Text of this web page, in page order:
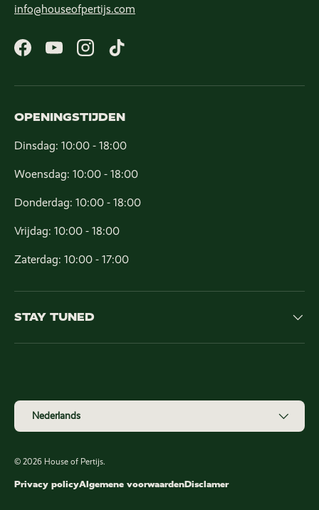
info@houseofpertijs.com
Facebook
YouTubeInstagram
TikTok
OPENINGSTIJDEN
Dinsdag: 10:00 - 18:00
Woensdag: 10:00 - 18:00
Donderdag: 10:00 - 18:00
Vrijdag: 10:00 - 18:00
Zaterdag: 10:00 - 17:00
STAY TUNED
Taal
Nederlands
© 2026 House of Pertijs.
Privacy policyAlgemene voorwaarden Disclamer